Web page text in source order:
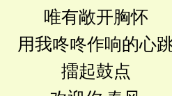
唯有敞开胸怀
用我咚咚作响的心
擂起鼓点